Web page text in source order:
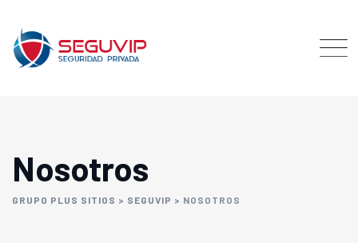
Nosotros
GRUPO PLUS SITIOS > SEGUVIP > NOSOTROS